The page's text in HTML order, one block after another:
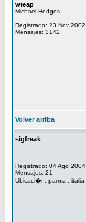
wieap
Michael Hedges
Registrado: 23 Nov 2002
Mensajes: 3142
Volver arriba
sigfreak
Registrado: 04 Ago 2004
Mensajes: 21
Ubicaci�n: parma , italia.